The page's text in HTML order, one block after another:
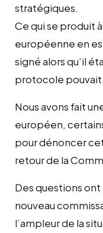
stratégiques.
Ce qui se produit
européenne en
signé alors qu’il
protocole
Nous avons fait
européen,
pour dénoncer
retour de la
Des questions
nouveau
l’ampleur de la